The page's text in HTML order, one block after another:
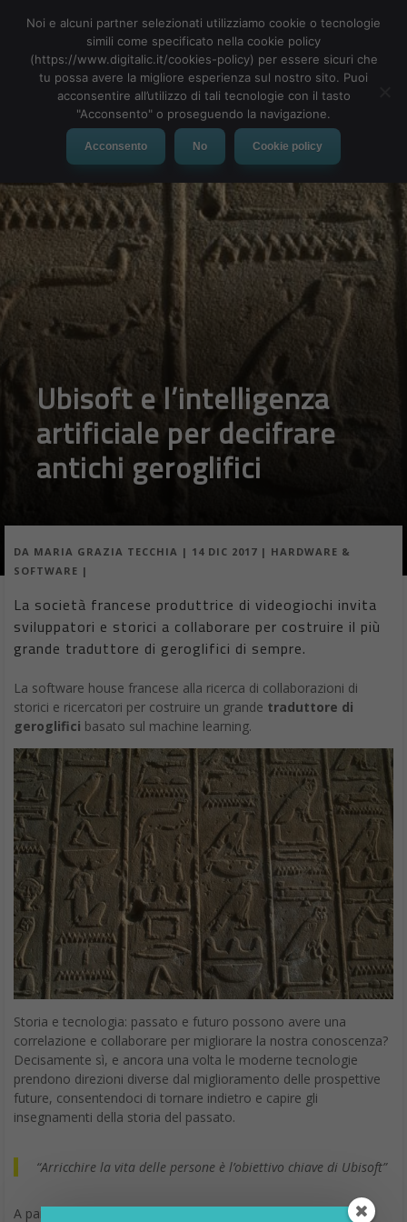
MENU
Ubisoft e l’intelligenza
artificiale per decifrare
antichi geroglifici
DA MARIA GRAZIA TECCHIA | 14 DIC 2017 | HARDWARE &
SOFTWARE |
La società francese produttrice di videogiochi invita
sviluppatori e storici a collaborare per costruire il più
grande traduttore di geroglifici di sempre.
La software house francese alla ricerca di collaborazioni di
storici e ricercatori per costruire un grande traduttore di
geroglifici basato sul machine learning.
Storia e tecnologia: passato e futuro possono avere una
correlazione e collaborare per migliorare la nostra conoscenza?
Decisamente sì, e ancora una volta le moderne tecnologie
prendono direzioni diverse dal miglioramento delle prospettive
future, consentendoci di tornare indietro e capire gli
insegnamenti della storia del passato.
“Arricchire la vita delle persone è l’obiettivo chiave di Ubisoft”
A parlare è Pierre Miazga, coordinatore del progetto
Noi e alcuni partner selezionati utilizziamo cookie o tecnologie
simili come specificato nella cookie policy
(https://www.digitalic.it/cookies-policy) per essere sicuri che
tu possa avere la migliore esperienza sul nostro sito. Puoi
acconsentire all’utilizzo di tali tecnologie con il tasto
"Acconsento" o proseguendo la navigazione.
Acconsento No Cookie policy